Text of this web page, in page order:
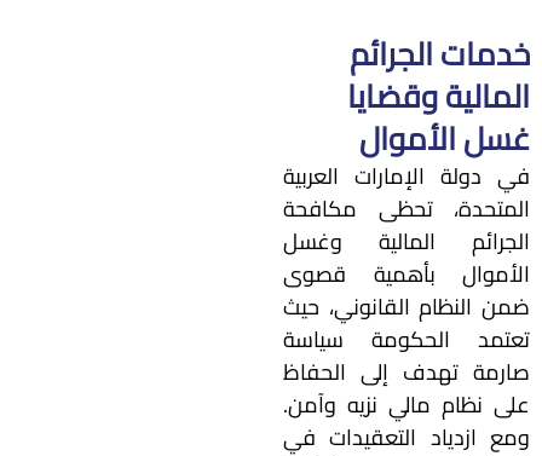
خدمات الجرائم
المالية وقضايا
غسل الأموال
في دولة الإمارات العربية
المتحدة، تحظى مكافحة
الجرائم المالية وغسل
الأموال بأهمية قصوى
ضمن النظام القانوني، حيث
تعتمد الحكومة سياسة
صارمة تهدف إلى الحفاظ
على نظام مالي نزيه وآمن.
ومع ازدياد التعقيدات في